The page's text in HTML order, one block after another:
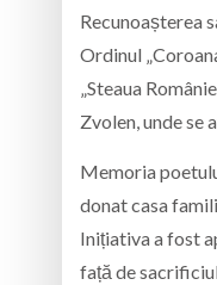
Recunoașterea
Ordinul
„Steaua
Zvolen, unde se
Memoria
donat casa
Inițiativa a fost
față de